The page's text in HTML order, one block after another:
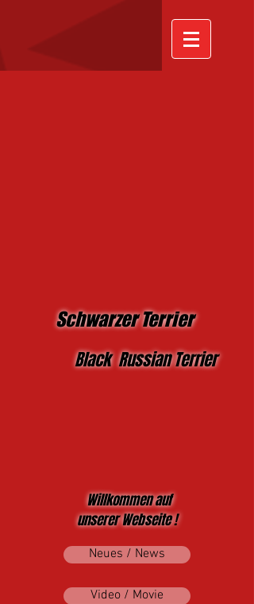
Schwarzer Terrier
Black Russian Terrier
Willkommen auf
unserer Webseite !
Neues / News
Video / Movie